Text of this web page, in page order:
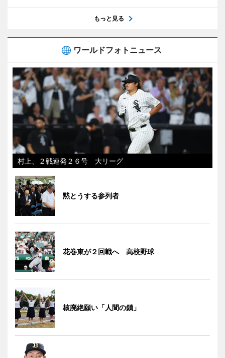
もっと見る
ワールドフォトニュース
村上、２戦連発２６号 大リーグ
黙とうする参列者
花巻東が２回戦へ 高校野球
核廃絶願い「人間の鎖」